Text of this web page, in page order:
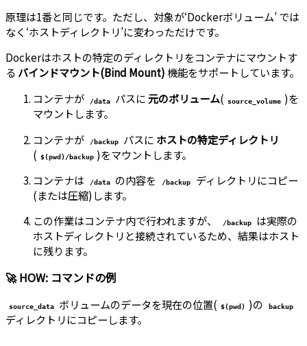
原理は1番と同じです。ただし、対象が‘Dockerボリューム’ では
なく‘ホストディレクトリ’に変わっただけです。
Dockerはホストの特定のディレクトリをコンテナにマウントす
る バインドマウント(Bind Mount)機能をサポートしています。
コンテナが
/data パスに元のボリューム( source_volume )を
マウントします。
コンテナが
/backup パスに ホストの特定ディレクトリ
( $(pwd)/backup )をマウントします。
コンテナは
/data の内容を /backup
ディレクトリにコピー
(または圧縮)します。
この作業はコンテナ内で行われますが、
/backup
は実際の
ホストディレクトリと接続されているため、結果はホスト
に残ります。
🚀 HOW: コマンドの例
source_data ボリュームのデータを現在の位置( $(pwd) )の backup
ディレクトリにコピーします。